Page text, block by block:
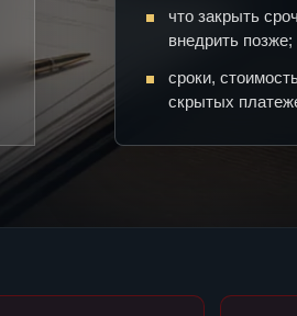
что закрыть
внедрить позже;
сроки,
скрытых